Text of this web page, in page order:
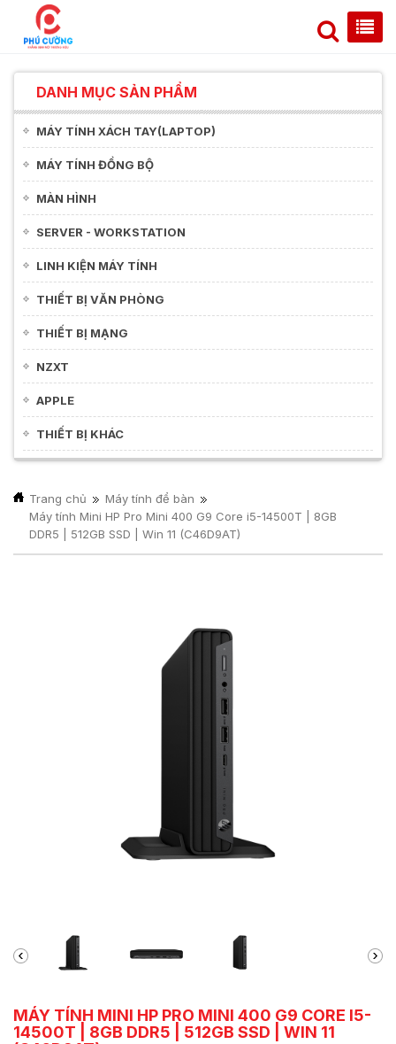
DANH MỤC SẢN PHẨM
MÁY TÍNH XÁCH TAY(LAPTOP)
MÁY TÍNH ĐỒNG BỘ
MÀN HÌNH
SERVER - WORKSTATION
LINH KIỆN MÁY TÍNH
THIẾT BỊ VĂN PHÒNG
THIẾT BỊ MẠNG
NZXT
APPLE
THIẾT BỊ KHÁC
Trang chủ
Máy tính để bàn
Máy tính Mini HP Pro Mini 400 G9 Core i5-14500T | 8GB
DDR5 | 512GB SSD | Win 11 (C46D9AT)
MÁY TÍNH MINI HP PRO MINI 400 G9 CORE I5-
14500T | 8GB DDR5 | 512GB SSD | WIN 11